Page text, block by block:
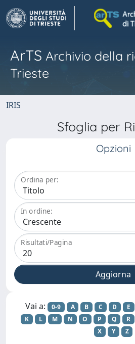
ArTS Archivio della
Trieste
IRIS
Sfoglia per
Opzioni
Ordina per:
In ordine:
Risultati/Pagina
Vai a: 0-9 A B C D E
K
L M N O P Q R
X
Y Z